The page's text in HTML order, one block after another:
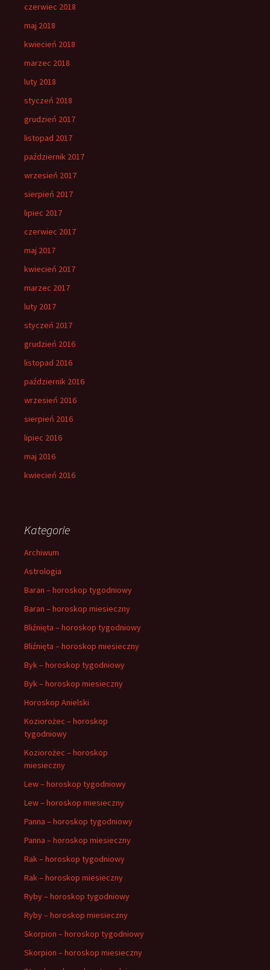
czerwiec 2018
maj 2018
kwiecień 2018
marzec 2018
luty 2018
styczeń 2018
grudzień 2017
listopad 2017
październik 2017
wrzesień 2017
sierpień 2017
lipiec 2017
czerwiec 2017
maj 2017
kwiecień 2017
marzec 2017
luty 2017
styczeń 2017
grudzień 2016
listopad 2016
październik 2016
wrzesień 2016
sierpień 2016
lipiec 2016
maj 2016
kwiecień 2016
Kategorie
Archiwum
Astrologia
Baran – horoskop tygodniowy
Baran – horoskop miesieczny
Bliźnięta – horoskop tygodniowy
Bliźnięta – horoskop miesieczny
Byk – horoskop tygodniowy
Byk – horoskop miesieczny
Horoskop Anielski
Koziorożec – horoskop
tygodniowy
Koziorożec – horoskop
miesieczny
Lew – horoskop tygodniowy
Lew – horoskop miesieczny
Panna – horoskop tygodniowy
Panna – horoskop miesieczny
Rak – horoskop tygodniowy
Rak – horoskop miesieczny
Ryby – horoskop tygodniowy
Ryby – horoskop miesieczny
Skorpion – horoskop tygodniowy
Skorpion – horoskop miesieczny